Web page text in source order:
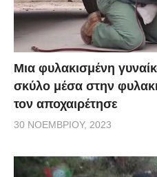
Μια φυλακισμένη
σκύλο μέσα στην φυλακή
τον αποχαιρέτησε
30 ΝΟΕΜΒΡΊΟΥ, 2023